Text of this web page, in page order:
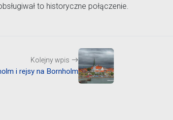
to historyczne połączenie.
Kolejny wpis
i rejsy na Bornholm